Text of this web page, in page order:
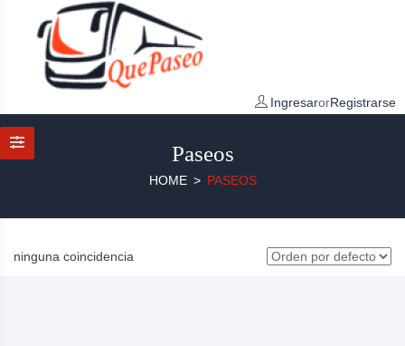
IngresarorRegistrarse
Paseos
HOME PASEOS
ninguna coincidencia